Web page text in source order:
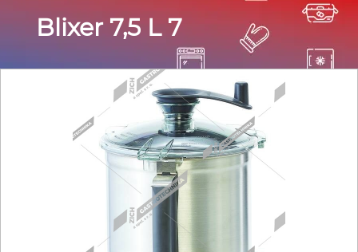
stažení
Pánve
Gastronádoby
PIZZA technologie
Blixer 7,5 L 7